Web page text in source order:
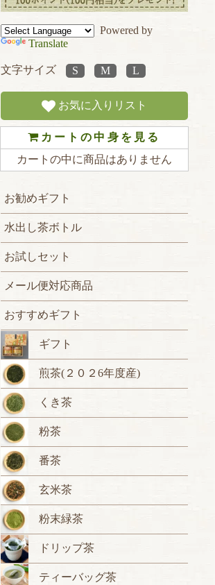
Powered by
Translate
文字サイズ
お気に入りリスト
カートの中身を見る
カートの中に商品はありません
お勧めギフト
水出し茶ボトル
お試しセット
メール便対応商品
おすすめギフト
ギフト
煎茶(２０２6年度産)
くき茶
粉茶
番茶
玄米茶
粉末緑茶
ドリップ茶
ティーバッグ茶